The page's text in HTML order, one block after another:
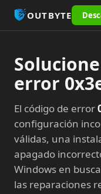
OUTBYTE
error
El código de error
configuración
válidas, una
apagado
Windows en
las reparaciones